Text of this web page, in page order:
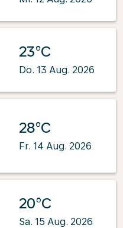
23°C
Do. 13 Aug. 2026
28°C
Fr. 14 Aug. 2026
20°C
Sa. 15 Aug. 2026